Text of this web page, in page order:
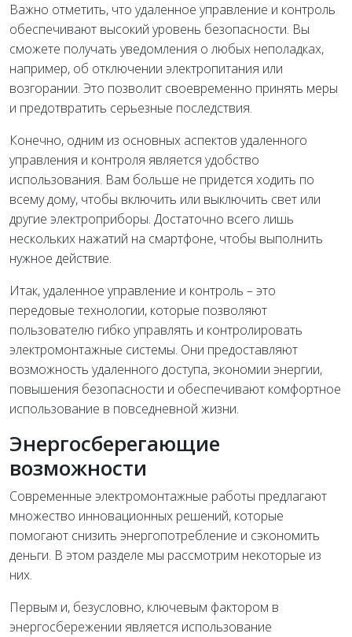
Важно отметить, что удаленное управление и контроль
обеспечивают высокий уровень безопасности. Вы
сможете получать уведомления о любых неполадках,
например, об отключении электропитания или
возгорании. Это позволит своевременно принять меры
и предотвратить серьезные последствия.
Конечно, одним из основных аспектов удаленного
управления и контроля является удобство
использования. Вам больше не придется ходить по
всему дому, чтобы включить или выключить свет или
другие электроприборы. Достаточно всего лишь
нескольких нажатий на смартфоне, чтобы выполнить
нужное действие.
Итак, удаленное управление и контроль – это
передовые технологии, которые позволяют
пользователю гибко управлять и контролировать
электромонтажные системы. Они предоставляют
возможность удаленного доступа, экономии энергии,
повышения безопасности и обеспечивают комфортное
использование в повседневной жизни.
Энергосберегающие
возможности
Современные электромонтажные работы предлагают
множество инновационных решений, которые
помогают снизить энергопотребление и сэкономить
деньги. В этом разделе мы рассмотрим некоторые из
них.
Первым и, безусловно, ключевым фактором в
энергосбережении является использование